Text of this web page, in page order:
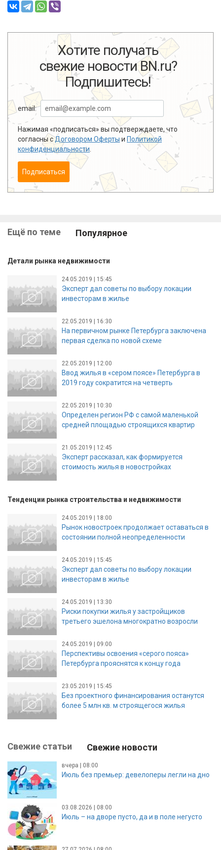
Хотите получать
свежие новости BN.ru?
Подпишитесь!
email:
Нажимая «подписаться» вы подтверждаете, что
согласны сДоговором Оферты и Политикой
конфиденциальности
Подписаться
Ещё по теме Популярное
Детали рынка недвижимости
24.05.2019 | 15:45
Эксперт дал советы по выбору локации
инвесторам в жилье
22.05.2019 | 16:30
На первичном рынке Петербурга заключена
первая сделка по новой схеме
22.05.2019 | 12:00
Ввод жилья в «сером поясе» Петербурга в
2019 году сократится на четверть
22.05.2019 | 10:30
Определен регион РФ с самой маленькой
средней площадью строящихся квартир
21.05.2019 | 12:45
Эксперт рассказал, как формируется
стоимость жилья в новостройках
Тенденции рынка строительства и недвижимости
24.05.2019 | 18:00
Рынок новостроек продолжает оставаться в
состоянии полной неопределенности
24.05.2019 | 15:45
Эксперт дал советы по выбору локации
инвесторам в жилье
24.05.2019 | 13:30
Риски покупки жилья у застройщиков
третьего эшелона многократно возросли
24.05.2019 | 09:00
Перспективы освоения «серого пояса»
Петербурга прояснятся к концу года
23.05.2019 | 15:45
Без проектного финансирования останутся
более 5 млн кв. м строящегося жилья
Свежие статьи Свежие новости
вчера | 08:00
Июль без премьер: девелоперы легли на дно
03.08.2026 | 08:00
Июль – на дворе пусто, да и в поле негусто